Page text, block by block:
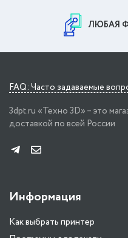
ЛЮБАЯ
FAQ: Часто задаваемые
3dpt.ru «Техно 3D» – это
доставкой по всей России
Информация
Как выбрать принтер